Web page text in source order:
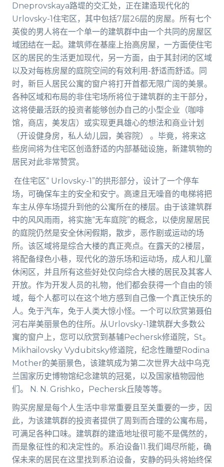
Dneprovskaya路堤的交汇处，正在建造现代化的
Urlovsky-1住宅区，其中包括7层26层的房屋。所有七个
英俊​​的男人将在一个单一的建筑群中由一个共同的房屋区
域团结在一起。建筑师在基座上抬高房屋，一方面使住宅
区的居民的生活更加现代，另一方面，由于其封闭的区域
以及对每栋房屋的庭院空间的有效利用-舒适而舒适。同
时，新巨人居民公寓的窗户将打开首都无限广阔的美景。
各种区域和布局的非住宅场所将位于建筑群的主干部分，
这将使最活跃的投资者能够创办自己的小型企业（咖啡
馆，商店，美发店）或实现更具雄心的想法和商业计划
（开设健身房，私人幼儿园，美容院） 。毕竟，将来这
些房间将为住宅区创造舒适的内部基础设施，新建筑物的
居民对此非常赞赏。
在住宅区“ Urlovsky-1”的拱形部分，设计了一个停车
场，可确保车主的安全和安宁。高速且无噪音的电梯将把
车主从停车场提升到他的公寓所在的楼层。由于该建筑群
中的风风雨雨，将实施“无车庭院”的概念，以使房屋居民
的庭院仍然是安全休闲假期，散步，恶作剧或运动的场
所。该区域将是综合大楼的真正亮点。在露天的2楼层，
将配备绿色小巷，现代化的游乐场和运动场，成人和儿童
休闲区，并且所有这些好处仅向综合大楼的居民及其客人
开放。作为开发人员的礼物，他们都会获得一个自由的领
域，每个人都可以在这个地方感到自己像一个真正快乐的
人。免于汽车，免于人类大惊小怪。一个可以欣赏第聂伯
河右岸美丽景色的住所。从Urlovsky-1建筑群大多数公
寓的窗户上，您可以欣赏到基辅Pechersk修道院，St。
Mikhailovsky Vydubitsky修道院，纪念性雕塑Rodina
Mother的美丽景色，该建筑成为第二次世界大战中乌克
兰国家历史博物馆纪念建筑的冠冕，以及国家植物园他
们。 N. N. Grishko，Pechersk丘陵等等。
购买房屋是每个人生活中非常重要且至关重要的一步，因
此，为该建筑群的投资者提供了周到而合理的公寓布局，
可满足各种口味。建筑群的建造地址很可能不是偶然的，
而是象征性的和决定性的。系泊设备11.我们竭尽所能，确
保未来的居民在这里找到系泊设备，安静的码头将始终保